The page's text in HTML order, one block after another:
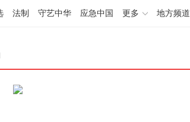
法制 守艺中华 应急中国 更多 地方频道